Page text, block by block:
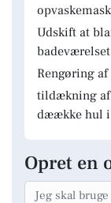
Udskift at
badeværelset
Rengøring af
tildækning af
dæække hul
Opret en